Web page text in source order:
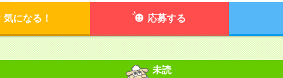
気になる！ 応募する
未読